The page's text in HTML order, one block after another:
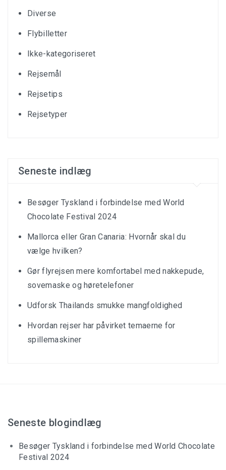
Diverse
Flybilletter
Ikke-kategoriseret
Rejsemål
Rejsetips
Rejsetyper
Seneste indlæg
Besøger Tyskland i forbindelse med World
Chocolate Festival 2024
Mallorca eller Gran Canaria: Hvornår skal du
vælge hvilken?
Gør flyrejsen mere komfortabel med nakkepude,
sovemaske og høretelefoner
Udforsk Thailands smukke mangfoldighed
Hvordan rejser har påvirket temaerne for
spillemaskiner
Seneste blogindlæg
Besøger Tyskland i forbindelse med World Chocolate
Festival 2024